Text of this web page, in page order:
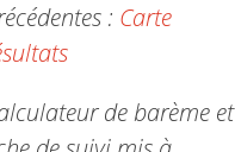
: Carte
de barème et